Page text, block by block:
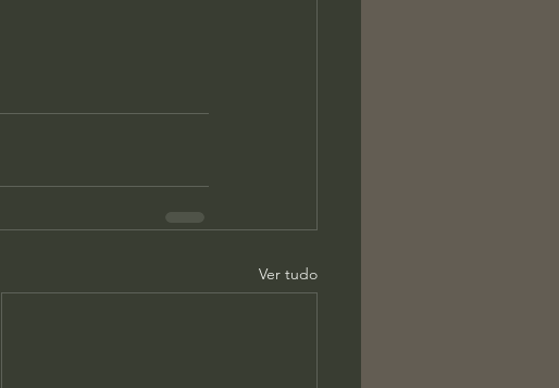
Ver tudo